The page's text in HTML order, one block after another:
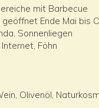
mit Barbecue
Ende Mai bis
Sonnenliegen
Föhn
Olivenöl,